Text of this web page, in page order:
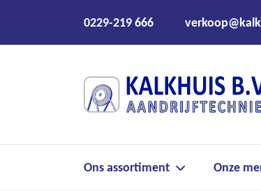
0229-219 666
Ons assortiment Onze